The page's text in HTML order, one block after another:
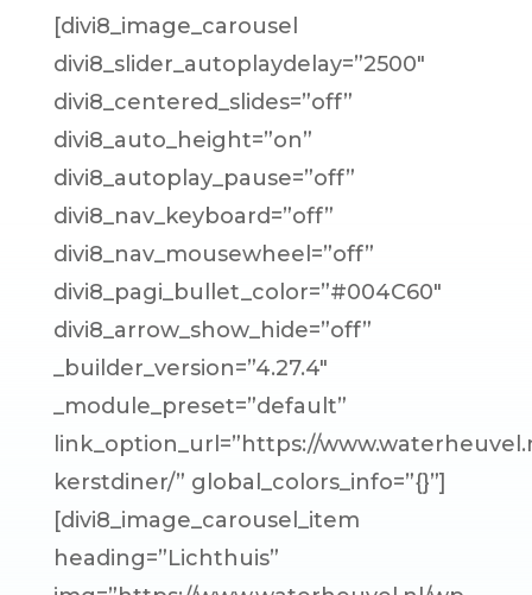
[divi8_image_carousel
divi8_slider_autoplaydelay=”2500″
divi8_centered_slides=”off”
divi8_auto_height=”on”
divi8_autoplay_pause=”off”
divi8_nav_keyboard=”off”
divi8_nav_mousewheel=”off”
divi8_pagi_bullet_color=”#004C60″
divi8_arrow_show_hide=”off”
_builder_version=”4.27.4″
_module_preset=”default”
link_option_url=”https://
kerstdiner/” global_colors_info=”{}”]
[divi8_image_carousel_item
heading=”Lichthuis”